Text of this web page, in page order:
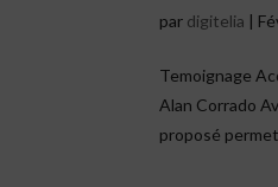
par digitelia |
Temoignage
Alan Corrado
proposé